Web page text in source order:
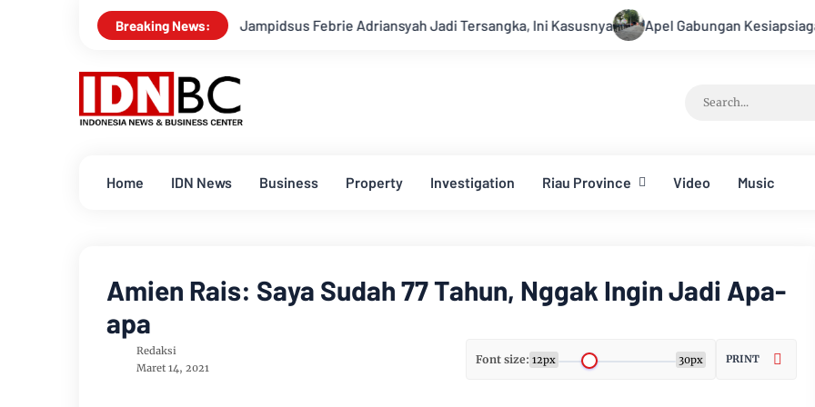
Breaking News:
Tetapkan Eks Jampidsus Febrie Adriansyah Jadi Tersangka, Ini Kasusnya Apel Gabungan Kesiapsiagaan Untuk
Home IDN News Business Property Investigation Riau Province Video Music
Amien Rais: Saya Sudah 77 Tahun, Nggak Ingin Jadi Apa-
apa
Redaksi
Maret 14, 2021
Font size: 12px 30px PRINT